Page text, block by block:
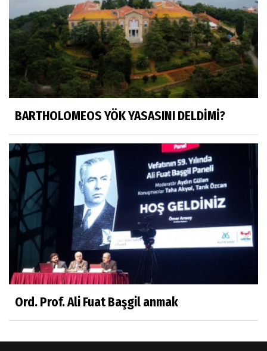
HÜSEYİN MOVİT
HÜSEYİN MOVİT ABİMİZİN SON
PAYLAŞIMLARI
Prof. Dr. Nevzat Gözaydın
"Bir gecede millet cahil kaldı Alfabemiz
Sosyal medya
Gönenli Mehmet efendi kıssalarından biri
RIZK
Arşiv haberlerimiz
TÜRKİYEYE DEMOKRASI ŞIP DİYE GELMEDİ
Süleyman Aydın
Ali Karaca
BARTHOLOMEOS YÖK YASASINI DELDİMİ?
Ord. Prof. Ali Fuat Başgil anmak